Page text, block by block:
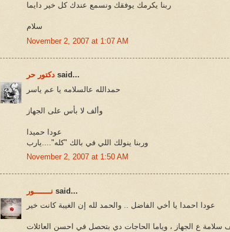
ربنا يكرمك يوفقك ونسمع عندك كل خير دايما
سلام
November 2, 2007 at 1:07 AM
دكتور حر said...
حمدالله عالسلامه يا عم ياسر
وألف لا بأس على الجهاز
عودا حميدا
وربنا ينولك اللي في بالك "كله"....يارب
November 2, 2007 at 1:50 AM
نـــــــور said...
عودا احمدا يا أخي الفاضل .. والحمد لله إن الغيبة كانت خير